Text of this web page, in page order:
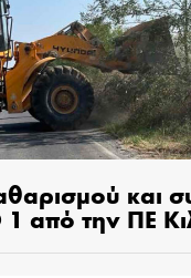
και
από την ΠΕ